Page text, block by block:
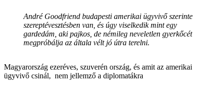
André Goodfriend budapesti amerikai ügyvivő szerinte
szereptévesztésben van, és úgy viselkedik mint egy
gardedám, aki pajkos, de némileg neveletlen gyerkőcét
megpróbálja az általa vélt jó útra terelni.
Magyarország ezeréves, szuverén ország, és amit az amerikai
ügyvivő csinál, nem jellemző a diplomatákra